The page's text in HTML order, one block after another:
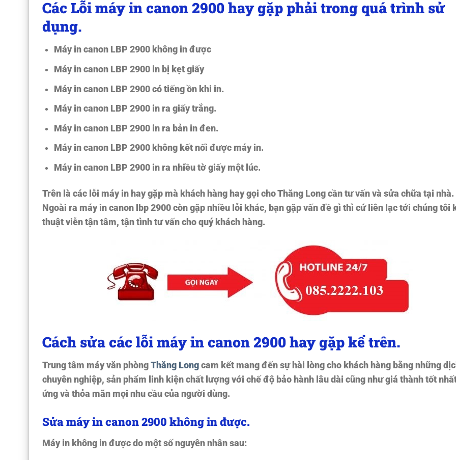
Các Lỗi máy in canon 2900 hay gặp phải trong quá trình sử
dụng.
Máy in canon LBP 2900 không in được
Máy in canon LBP 2900 in bị kẹt giấy
Máy in canon LBP 2900 có tiếng ồn khi in.
Máy in canon LBP 2900 in ra giấy trắng.
Máy in canon LBP 2900 in ra bản in đen.
Máy in canon LBP 2900 không kết nối được máy in.
Máy in canon LBP 2900 in ra nhiều tờ giấy một lúc.
Trên là các lỗi máy in hay gặp mà khách hàng hay gọi cho Thăng Long cần tư vấn và sửa chữa tại nhà.
Ngoài ra máy in canon lbp 2900 còn gặp nhiều lỗi khác, bạn gặp vấn đề gì thì cứ liên lạc tới chúng tôi
thuật viễn tận tâm, tận tình tư vấn cho quý khách hàng.
Cách sửa các lỗi máy in canon 2900 hay gặp kể trên.
Trung tâm máy văn phòngThăng Long cam kết mang đến sự hài lòng cho khách hàng bằng những
chuyên nghiệp, sản phẩm linh kiện chất lượng với chế độ bảo hành lâu dài cũng như giá thành tốt
ứng và thỏa mãn mọi nhu cầu của người dùng.
Sửa máy in canon 2900 không in được.
Máy in không in được do một số nguyên nhân sau: